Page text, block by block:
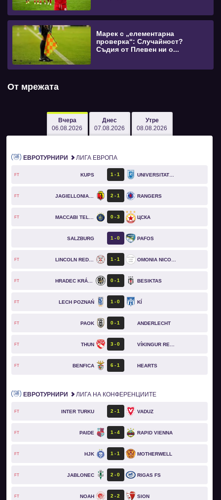
Марек с „елементарна
проверка“: Случайност?
Съдия от Плевен ни о...
От мрежата
Вчера
06.08.2026
Днес
07.08.2026
Утре
08.08.2026
ЕВРОТУРНИРИ ЛИГА ЕВРОПА
FT KUPS 1 1 UNIVERSITATEA CRAIOVA
FT JAGIELLONIA BIAŁYSTOK 2 1 RANGERS
FT 0 3 ЦСКА
SALZBURG 1 0 PAFOS
FT LINCOLN RED IMPS 1 1 OMONIA NICOSIA
FT HRADEC KRÁLOVÉ 0 1 BESIKTAS
FT LECH POZNAŃ 1 0 KÍ
FT PAOK 0 1 ANDERLECHT
FT THUN 3 0
FT BENFICA 6 1 HEARTS
ЕВРОТУРНИРИ ЛИГА НА КОНФЕРЕНЦИИТЕ
FT INTER TURKU 2 1 VADUZ
FT PAIDE 1 4 RAPID VIENNA
FT HJK 1 1 MOTHERWELL
FT JABLONEC 2 0 RIGAS FS
FT NOAH 2 2 SION